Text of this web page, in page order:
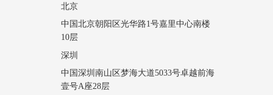
北京
中国北京朝阳区光华路1号嘉里中心南楼
10层
深圳
中国深圳南山区梦海大道5033号卓越前海
壹号A座28层